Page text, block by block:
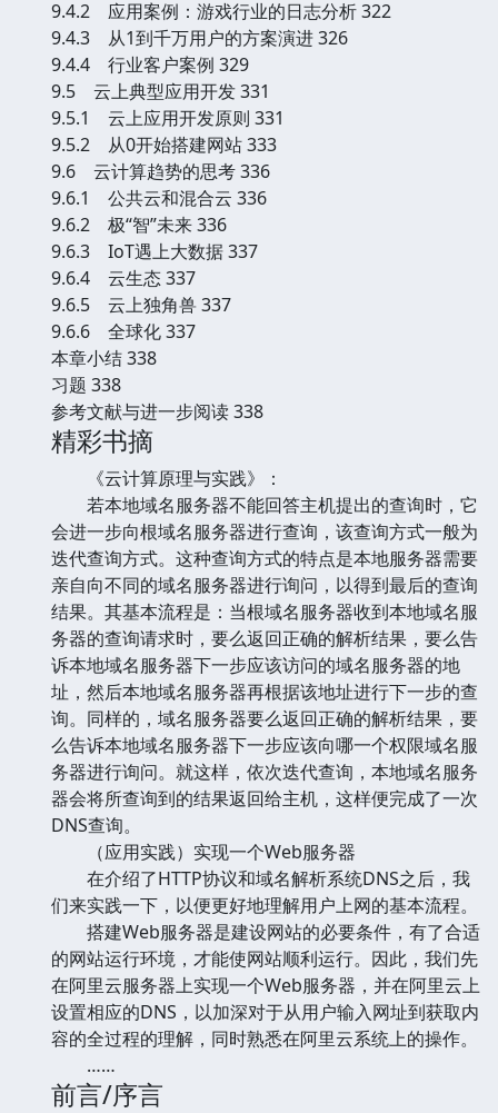
9.4.2 应用案例：游戏行业的日志分析 322
9.4.3 从1到千万用户的方案演进 326
9.4.4 行业客户案例 329
9.5 云上典型应用开发 331
9.5.1 云上应用开发原则 331
9.5.2 从0开始搭建网站 333
9.6 云计算趋势的思考 336
9.6.1 公共云和混合云 336
9.6.2 极“智”未来 336
9.6.3 IoT遇上大数据 337
9.6.4 云生态 337
9.6.5 云上独角兽 337
9.6.6 全球化 337
本章小结 338
习题 338
参考文献与进一步阅读 338
精彩书摘
《云计算原理与实践》：
若本地域名服务器不能回答主机提出的查询时，它
会进一步向根域名服务器进行查询，该查询方式一般为
迭代查询方式。这种查询方式的特点是本地服务器需要
亲自向不同的域名服务器进行询问，以得到最后的查询
结果。其基本流程是：当根域名服务器收到本地域名服
务器的查询请求时，要么返回正确的解析结果，要么告
诉本地域名服务器下一步应该访问的域名服务器的地
址，然后本地域名服务器再根据该地址进行下一步的查
询。同样的，域名服务器要么返回正确的解析结果，要
么告诉本地域名服务器下一步应该向哪一个权限域名服
务器进行询问。就这样，依次迭代查询，本地域名服务
器会将所查询到的结果返回给主机，这样便完成了一次
DNS查询。
（应用实践）实现一个Web服务器
在介绍了HTTP协议和域名解析系统DNS之后，我
们来实践一下，以便更好地理解用户上网的基本流程。
搭建Web服务器是建设网站的必要条件，有了合适
的网站运行环境，才能使网站顺利运行。因此，我们先
在阿里云服务器上实现一个Web服务器，并在阿里云上
设置相应的DNS，以加深对于从用户输入网址到获取内
容的全过程的理解，同时熟悉在阿里云系统上的操作。
……
前言/序言